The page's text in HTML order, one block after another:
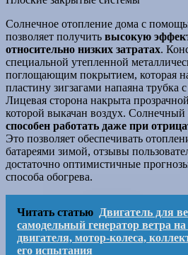
Солнечное отопление дома с
позволяет получить высокую
относительно низких затратах.
специальной утепленной
поглощающим покрытием, которая
пластину зигзагами напаяна трубка
Лицевая сторона накрыта
которой выкачан воздух. Солнечный
способен работать даже при
Это позволяет обеспечивать
батареями зимой, отзывы
достаточно оптимистичные
способа обогрева.
Читать статью Двигатель для
самодельный генератор ветра
двигателя, мотор-колеса,
его испытания